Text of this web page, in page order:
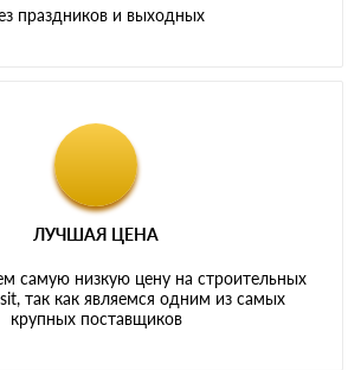
праздников и выходных
ЛУЧШАЯ ЦЕНА
самую низкую цену на строительных
так как являемся одним из самых
крупных поставщиков